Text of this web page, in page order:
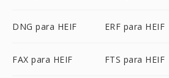
DNG para HEIF ERF para HEIF
FAX para HEIF FTS para HEIF